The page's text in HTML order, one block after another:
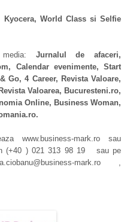
Kyocera, World Class si Selfie
media: Jurnalul de afaceri,
Calendar evenimente, Start
Go, 4 Career, Revista Valoare,
Valoarea, Bucuresteni.ro,
Online, Business Woman,
www.business-mark.ro sau
(+40 ) 021 313 98 19 sau pe
mark.ro ,